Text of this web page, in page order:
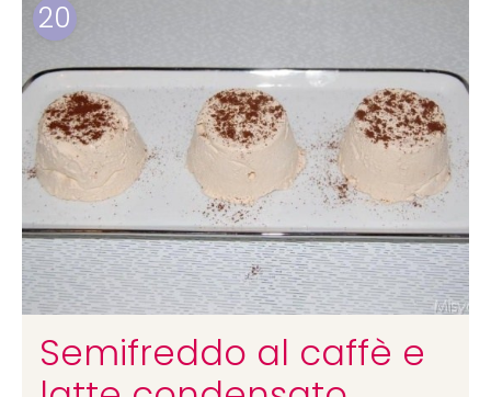
20
Semifreddo al caffè e